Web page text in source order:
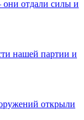
отдали силы и
нашей партии и
открыли